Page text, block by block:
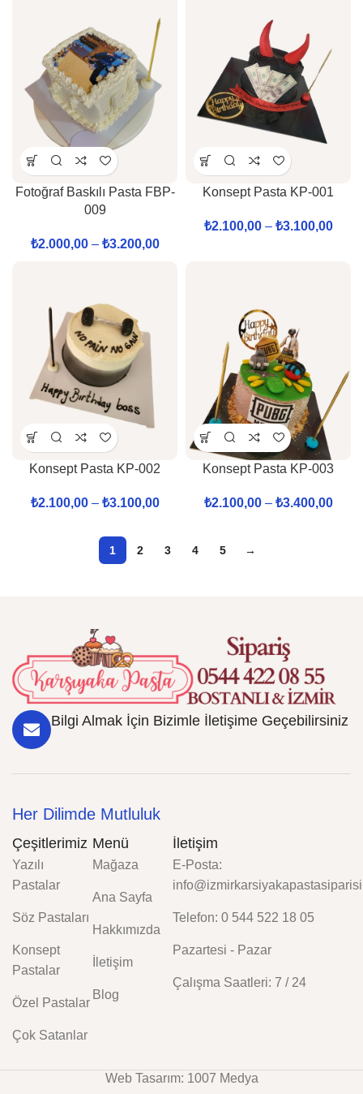
Fotoğraf Baskılı Pasta FBP-
009
₺2.000,00 – ₺3.200,00
Konsept Pasta KP-001
₺2.100,00 – ₺3.100,00
Konsept Pasta KP-002
₺2.100,00 – ₺3.100,00
Konsept Pasta KP-003
₺2.100,00 – ₺3.400,00
1 2 3 4 5 →
Bilgi Almak İçin Bizimle İletişime Geçebilirsiniz
Her Dilimde Mutluluk
Çeşitlerimiz
Yazılı
Pastalar
Söz Pastaları
Konsept
Pastalar
Özel Pastalar
Çok Satanlar
Menü
Mağaza
Ana Sayfa
Hakkımızda
İletişim
Blog
İletişim
E-Posta:
Telefon: 0 544 522 18 05
Pazartesi - Pazar
Çalışma Saatleri: 7 / 24
Web Tasarım: 1007 Medya